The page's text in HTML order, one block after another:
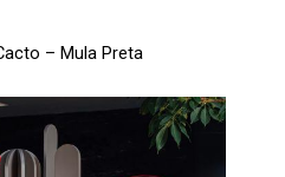
– Mula Preta